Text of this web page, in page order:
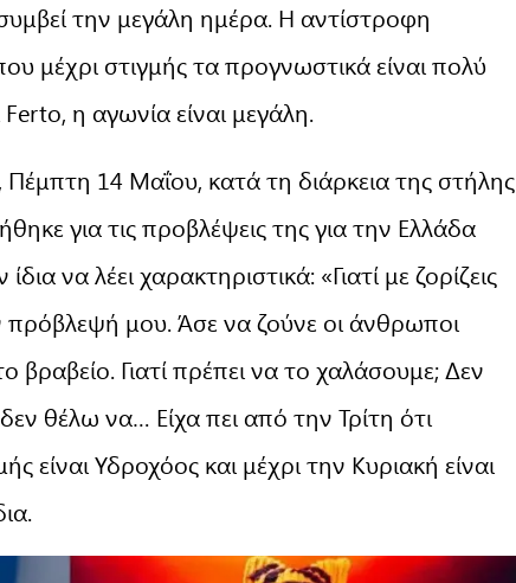
την μεγάλη ημέρα. Η αντίστροφη
μέχρι στιγμής τα προγνωστικά είναι πολύ
η αγωνία είναι μεγάλη.
14 Μαΐου, κατά τη διάρκεια της στήλης
για τις προβλέψεις της για την Ελλάδα
να λέει χαρακτηριστικά: «Γιατί με ζορίζεις
πρόβλεψή μου. Άσε να ζούνε οι άνθρωποι
Γιατί πρέπει να το χαλάσουμε; Δεν
θέλω να… Είχα πει από την Τρίτη ότι
είναι Υδροχόος και μέχρι την Κυριακή είναι